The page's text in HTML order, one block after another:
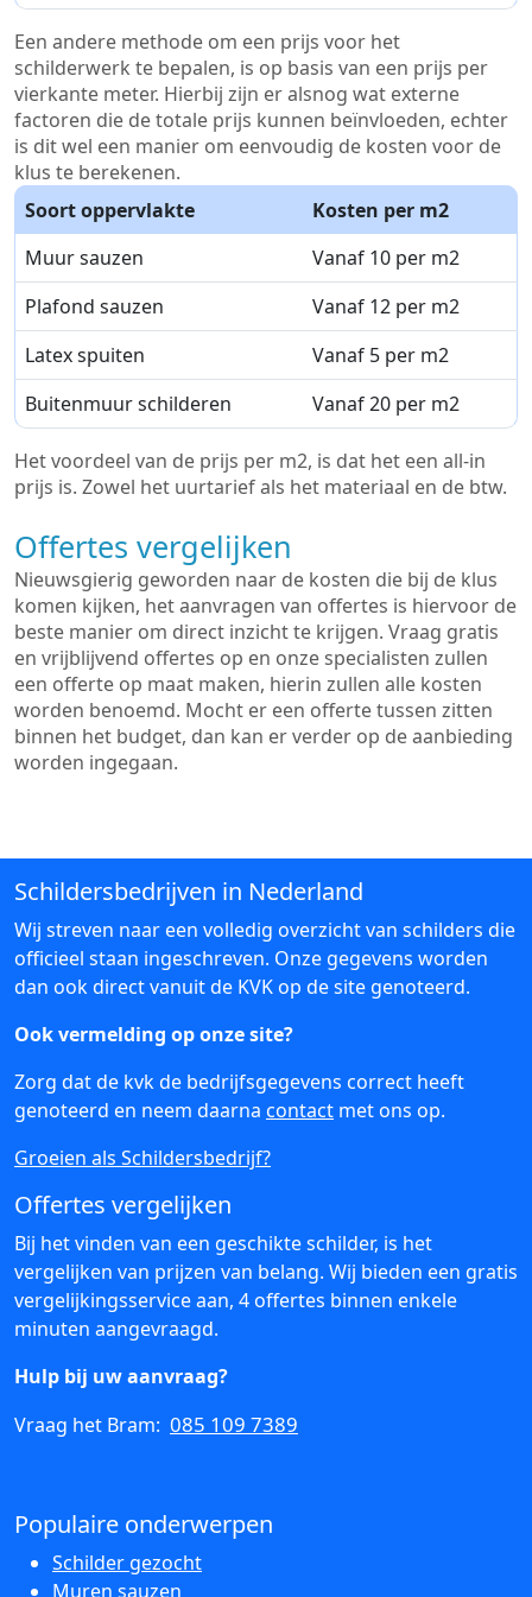
Een andere methode om een prijs voor het
schilderwerk te bepalen, is op basis van een prijs per
vierkante meter. Hierbij zijn er alsnog wat externe
factoren die de totale prijs kunnen beïnvloeden, echter
is dit wel een manier om eenvoudig de kosten voor de
klus te berekenen.
Soort oppervlakte
Kosten per m2
Muur sauzen
Vanaf 10 per m2
Plafond sauzen
Vanaf 12 per m2
Latex spuiten
Vanaf 5 per m2
Buitenmuur schilderen
Vanaf 20 per m2
Het voordeel van de prijs per m2, is dat het een all-in
prijs is. Zowel het uurtarief als het materiaal en de btw.
Offertes vergelijken
Nieuwsgierig geworden naar de kosten die bij de klus
komen kijken, het aanvragen van offertes is hiervoor de
beste manier om direct inzicht te krijgen. Vraag gratis
en vrijblijvend offertes op en onze specialisten zullen
een offerte op maat maken, hierin zullen alle kosten
worden benoemd. Mocht er een offerte tussen zitten
binnen het budget, dan kan er verder op de aanbieding
worden ingegaan.
Schildersbedrijven in Nederland
Wij streven naar een volledig overzicht van schilders die
officieel staan ingeschreven. Onze gegevens worden
dan ook direct vanuit de KVK op de site genoteerd.
Ook vermelding op onze site?
Zorg dat de kvk de bedrijfsgegevens correct heeft
genoteerd en neem daarna contact met ons op.
Groeien als Schildersbedrijf?
Offertes vergelijken
Bij het vinden van een geschikte schilder, is het
vergelijken van prijzen van belang. Wij bieden een gratis
vergelijkingsservice aan, 4 offertes binnen enkele
minuten aangevraagd.
Hulp bij uw aanvraag?
Vraag het Bram: 085 109 7389
Populaire onderwerpen
Schilder gezocht
Muren sauzen